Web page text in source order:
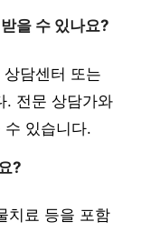
을 수 있나요?
담센터 또는
. 전문 상담가와
수 있습니다.
?
치료 등을 포함